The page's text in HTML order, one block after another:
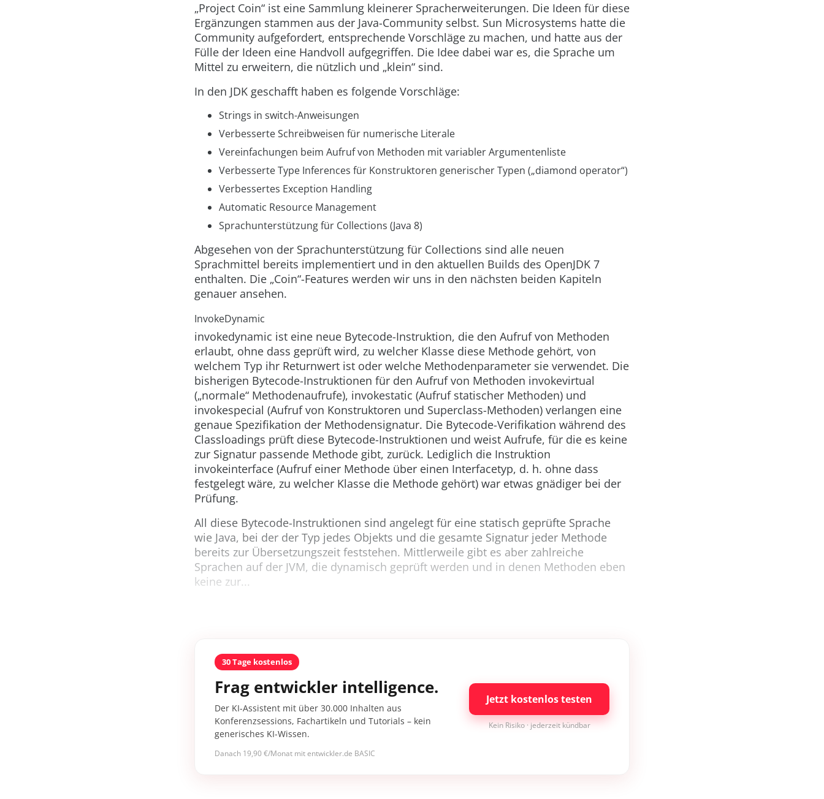
„Project Coin“ ist eine Sammlung kleinerer Spracherweiterungen. Die Ideen für diese
Ergänzungen stammen aus der Java-Community selbst. Sun Microsystems hatte die
Community aufgefordert, entsprechende Vorschläge zu machen, und hatte aus der
Fülle der Ideen eine Handvoll aufgegriffen. Die Idee dabei war es, die Sprache um
Mittel zu erweitern, die nützlich und „klein“ sind.
In den JDK geschafft haben es folgende Vorschläge:
Strings in switch-Anweisungen
Verbesserte Schreibweisen für numerische Literale
Vereinfachungen beim Aufruf von Methoden mit variabler Argumentenliste
Verbesserte Type Inferences für Konstruktoren generischer Typen („diamond operator“)
Verbessertes Exception Handling
Automatic Resource Management
Sprachunterstützung für Collections (Java 8)
Abgesehen von der Sprachunterstützung für Collections sind alle neuen
Sprachmittel bereits implementiert und in den aktuellen Builds des OpenJDK 7
enthalten. Die „Coin“-Features werden wir uns in den nächsten beiden Kapiteln
genauer ansehen.
InvokeDynamic
invokedynamic ist eine neue Bytecode-Instruktion, die den Aufruf von Methoden
erlaubt, ohne dass geprüft wird, zu welcher Klasse diese Methode gehört, von
welchem Typ ihr Returnwert ist oder welche Methodenparameter sie verwendet. Die
bisherigen Bytecode-Instruktionen für den Aufruf von Methoden invokevirtual
(„normale“ Methodenaufrufe), invokestatic (Aufruf statischer Methoden) und
invokespecial (Aufruf von Konstruktoren und Superclass-Methoden) verlangen eine
genaue Spezifikation der Methodensignatur. Die Bytecode-Verifikation während des
Classloadings prüft diese Bytecode-Instruktionen und weist Aufrufe, für die es keine
zur Signatur passende Methode gibt, zurück. Lediglich die Instruktion
invokeinterface (Aufruf einer Methode über einen Interfacetyp, d. h. ohne dass
festgelegt wäre, zu welcher Klasse die Methode gehört) war etwas gnädiger bei der
Prüfung.
All diese Bytecode-Instruktionen sind angelegt für eine statisch geprüfte Sprache
wie Java, bei der der Typ jedes Objekts und die gesamte Signatur jeder Methode
bereits zur Übersetzungszeit feststehen. Mittlerweile gibt es aber zahlreiche
Sprachen auf der JVM, die dynamisch geprüft werden und in denen Methoden eben
keine zur...
30 Tage kostenlos
Frag entwickler intelligence.
Der KI-Assistent mit über 30.000 Inhalten aus
Konferenzsessions, Fachartikeln und Tutorials – kein
generisches KI-Wissen.
Danach 19,90 €/Monat mit entwickler.de BASIC
Jetzt kostenlos testen
Kein Risiko · jederzeit kündbar